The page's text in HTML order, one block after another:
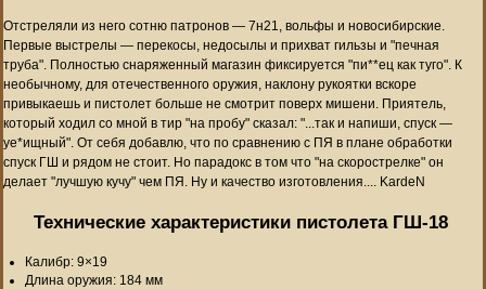
Отстреляли из него сотню патронов — 7н21, вольфы и новосибирские.
Первые выстрелы — перекосы, недосылы и прихват гильзы и "печная
труба". Полностью снаряженный магазин фиксируется "пи**ец как туго". К
необычному, для отечественного оружия, наклону рукоятки вскоре
привыкаешь и пистолет больше не смотрит поверх мишени. Приятель,
который ходил со мной в тир "на пробу" сказал: "...так и напиши, спуск —
уе*ищный". От себя добавлю, что по сравнению с ПЯ в плане обработки
спуск ГШ и рядом не стоит. Но парадокс в том что "на скорострелке" он
делает "лучшую кучу" чем ПЯ. Ну и качество изготовления.... KardeN
Технические характеристики пистолета ГШ-18
Калибр: 9×19
Длина оружия: 184 мм